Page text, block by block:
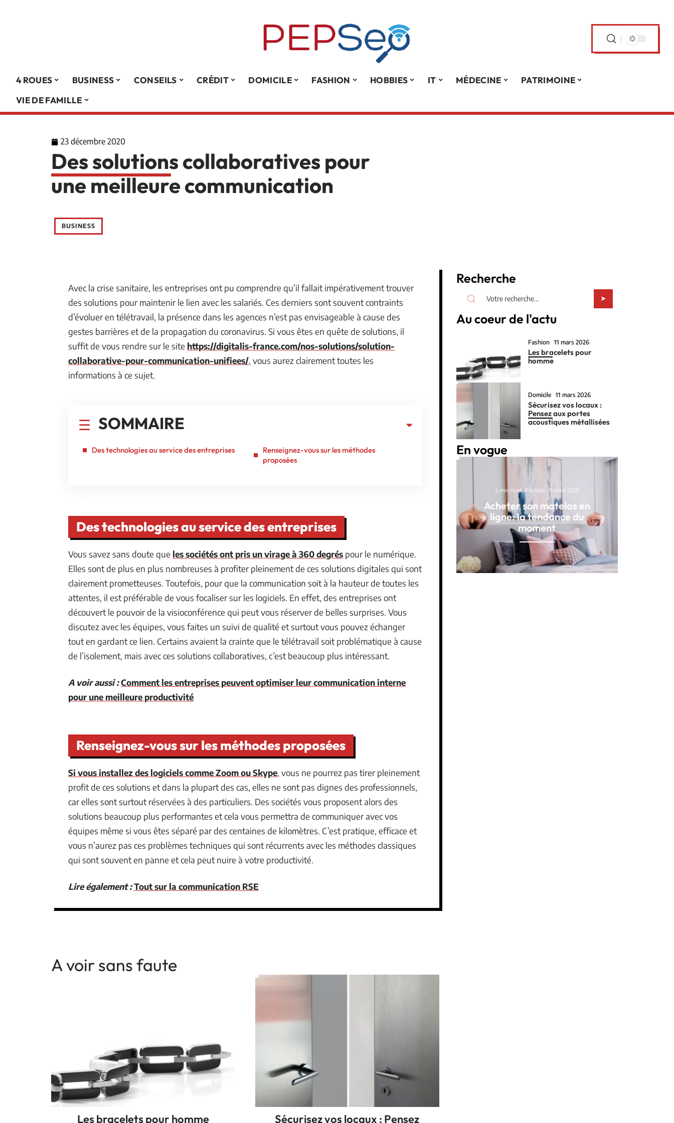
4 ROUES BUSINESS CONSEILS CRÉDIT DOMICILE FASHION HOBBIES IT MÉDECINE
PATRIMOINE
VIE DE FAMILLE
23 décembre 2020
Des solutions collaboratives pour
une meilleure communication
BUSINESS
Avec la crise sanitaire, les entreprises ont pu comprendre qu’il fallait impérativement trouver
des solutions pour maintenir le lien avec les salariés. Ces derniers sont souvent contraints
d’évoluer en télétravail, la présence dans les agences n’est pas envisageable à cause des
gestes barrières et de la propagation du coronavirus. Si vous êtes en quête de solutions, il
suffit de vous rendre sur le site https://digitalis-france.com/nos-solutions/solution-
collaborative-pour-communication-unifiees/, vous aurez clairement toutes les
informations à ce sujet.
SOMMAIRE
Des technologies au service des entreprises
Renseignez-vous sur les méthodes
proposées
Des technologies au service des entreprises
Vous savez sans doute que les sociétés ont pris un virage à 360 degrés pour le numérique.
Elles sont de plus en plus nombreuses à profiter pleinement de ces solutions digitales qui sont
clairement prometteuses. Toutefois, pour que la communication soit à la hauteur de toutes les
attentes, il est préférable de vous focaliser sur les logiciels. En effet, des entreprises ont
découvert le pouvoir de la visioconférence qui peut vous réserver de belles surprises. Vous
discutez avec les équipes, vous faites un suivi de qualité et surtout vous pouvez échanger
tout en gardant ce lien. Certains avaient la crainte que le télétravail soit problématique à cause
de l’isolement, mais avec ces solutions collaboratives, c’est beaucoup plus intéressant.
A voir aussi :Comment les entreprises peuvent optimiser leur communication interne
pour une meilleure productivité
Renseignez-vous sur les méthodes proposées
Si vous installez des logiciels comme Zoom ou Skype, vous ne pourrez pas tirer pleinement
profit de ces solutions et dans la plupart des cas, elles ne sont pas dignes des professionnels,
car elles sont surtout réservées à des particuliers. Des sociétés vous proposent alors des
solutions beaucoup plus performantes et cela vous permettra de communiquer avec vos
équipes même si vous êtes séparé par des centaines de kilomètres. C’est pratique, efficace et
vous n’aurez pas ces problèmes techniques qui sont récurrents avec les méthodes classiques
qui sont souvent en panne et cela peut nuire à votre productivité.
Lire également :Tout sur la communication RSE
A voir sans faute
Les bracelets pour homme Sécurisez vos locaux : Pensez
Recherche
Au coeur de l'actu
Fashion 11 mars 2026
Les bracelets pour
homme
Domicile 11 mars 2026
Sécurisez vos locaux :
Pensez aux portes
acoustiques métallisées
En vogue
4 min read Fashion 11 mars 2026
Acheter son matelas en
ligne: la tendance du
moment